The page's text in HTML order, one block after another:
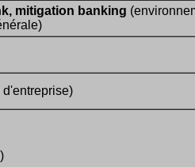
mitigation banking
d'entreprise)